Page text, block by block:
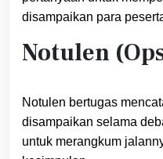
disampaikan para
Notulen
Notulen bertugas
disampaikan selama
untuk merangkum